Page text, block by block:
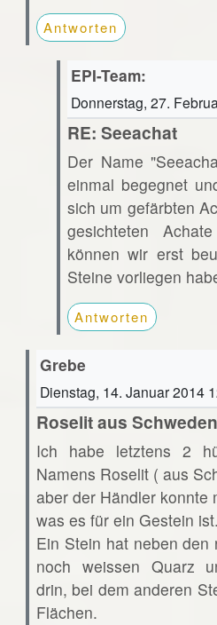
Antworten
EPI-Team:
Donnerstag, 27.
RE: Seeachat
Der Name
einmal begegnet
sich um gefärbten
gesichteten
können wir erst
Steine vorliegen
Antworten
Grebe
Dienstag, 14. Januar 2014
Roselit aus Schweden
Ich habe letztens 2
Namens Roselit ( aus
aber der Händler konnte
was es für ein Gestein ist.
Ein Stein hat neben den
noch weissen Quarz
drin, bei dem anderen
Flächen.